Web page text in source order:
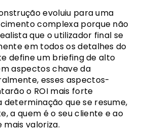
evoluiu para uma
complexa porque não
que o utilizador final se
em todos os detalhes do
define um briefing de alto
aspectos chave da
esses aspectos-
o ROI mais forte
que se resume,
a quem é o seu cliente e ao
mais valoriza.